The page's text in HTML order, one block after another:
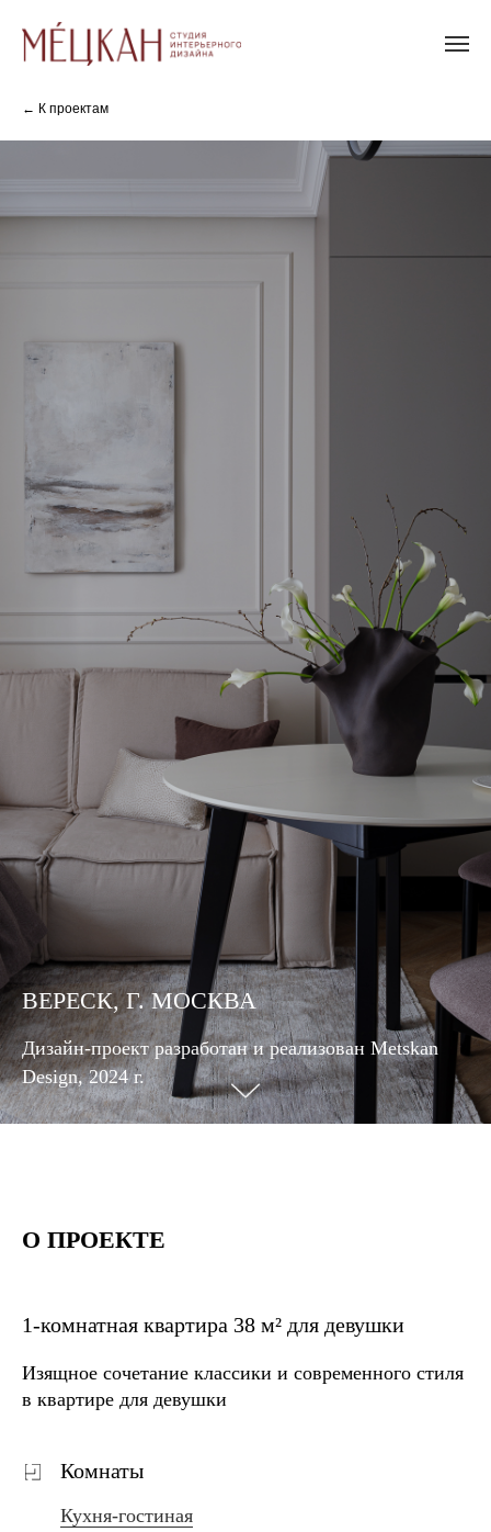
← К проектам
ВЕРЕСК, Г. МОСКВА
Дизайн-проект разработан и реализован Metskan
Design, 2024 г.
О ПРОЕКТЕ
1-комнатная квартира 38 м² для девушки
Изящное сочетание классики и современного стиля
в квартире для девушки
Комнаты
Кухня-гостиная